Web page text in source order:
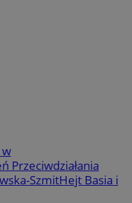
Przeciwdziałania
SzmitHejt Basia i